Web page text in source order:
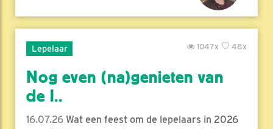
Lepelaar 48x
1047x
Nog even (na)genieten van
de l..
16.07.26 Wat een feest om de lepelaars in 2026